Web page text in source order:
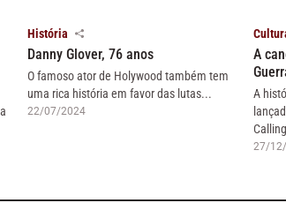
História
Danny Glover, 76 anos
O famoso ator de Holywood também tem
uma rica história em favor das lutas...
22/07/2024
A
A
27/